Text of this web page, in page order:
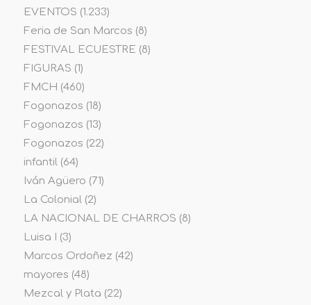
EVENTOS (1.233)
Feria de San Marcos (8)
FESTIVAL ECUESTRE (8)
FIGURAS (1)
FMCH (460)
Fogonazos (18)
Fogonazos (13)
Fogonazos (22)
infantil(64)
Iván Agüero (71)
La Colonial(2)
LA NACIONAL DE CHARROS (8)
Luisa I
(3)
Marcos Ordoñez (42)
mayores (48)
Mezcal y Plata (22)